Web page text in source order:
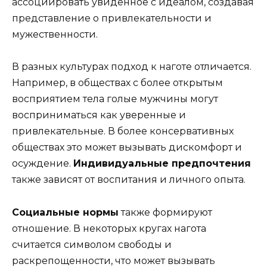
представление о привлекательности и
мужественности.
В разных культурах подход к наготе отличается.
Например, в обществах с более открытым
восприятием тела голые мужчины могут
восприниматься как уверенные и
привлекательные. В более консервативных
обществах это может вызывать дискомфорт и
осуждение. Индивидуальные предпочтения
также зависят от воспитания и личного опыта.
Социальные нормы также формируют
отношение. В некоторых кругах нагота
считается символом свободы и
раскрепощенности, что может вызывать